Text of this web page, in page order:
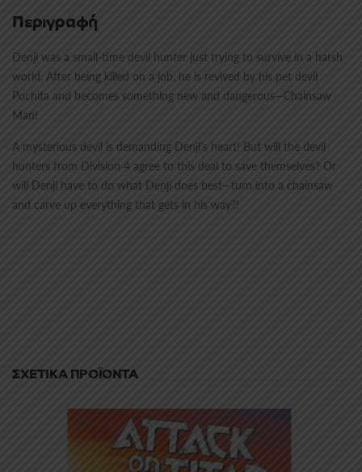
Περιγραφή
Denji was a small-time devil hunter just trying to survive in a harsh
world. After being killed on a job, he is revived by his pet devil
Pochita and becomes something new and dangerous—Chainsaw
Man!
A mysterious devil is demanding Denji’s heart! But will the devil
hunters from Division 4 agree to this deal to save themselves? Or
will Denji have to do what Denji does best—turn into a chainsaw
and carve up everything that gets in his way?!
ΣΧΕΤΙΚΆ ΠΡΟΪΌΝΤΑ